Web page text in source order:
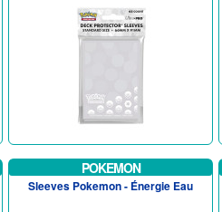
POKEMON
Sleeves Pokemon - Énergie Eau